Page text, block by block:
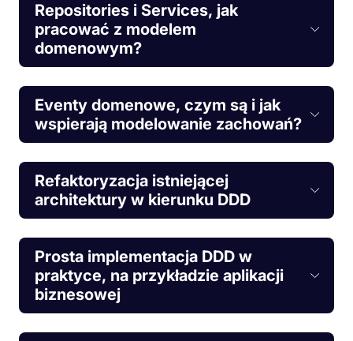
Repositories i Services, jak
pracować z modelem
domenowym?
Eventy domenowe, czym są i jak
wspierają modelowanie zachowań?
Refaktoryzacja istniejącej
architektury w kierunku DDD
Prosta implementacja DDD w
praktyce, na przykładzie aplikacji
biznesowej